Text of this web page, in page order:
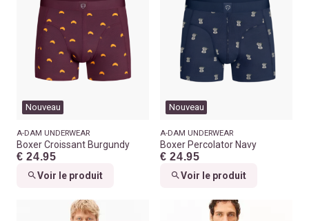
Nouveau
A-DAM UNDERWEAR
Boxer Croissant Burgundy
€ 24.95
Voir le produit
Nouveau
A-DAM UNDERWEAR
Boxer Percolator Navy
€ 24.95
Voir le produit